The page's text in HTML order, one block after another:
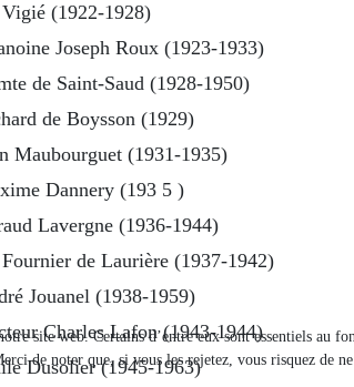
(1922-1928)
Joseph Roux (1923-1933)
de Saint-Saud (1928-1950)
de Boysson (1929)
Maubourguet (1931-1935)
Dannery (193 5 )
Lavergne (1936-1944)
de Laurière (1937-1942)
Jouanel (1938-1959)
Charles Lafon (1943-1944)
Dusolier (1945-1963)
site web. Certains d’entre eux sont essentiels au
de noter que, si vous les rejetez, vous risquez de